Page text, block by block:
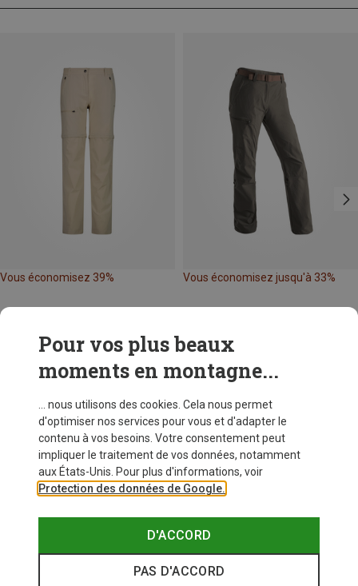
Vous économisez 39% Vous économisez jusqu'à 33%
Pour vos plus beaux
moments en montagne...
... nous utilisons des cookies. Cela nous permet
d'optimiser nos services pour vous et d'adapter le
contenu à vos besoins. Votre consentement peut
impliquer le traitement de vos données, notamment
aux États-Unis. Pour plus d'informations, voir
Protection des données de Google.
D'ACCORD
PAS D'ACCORD